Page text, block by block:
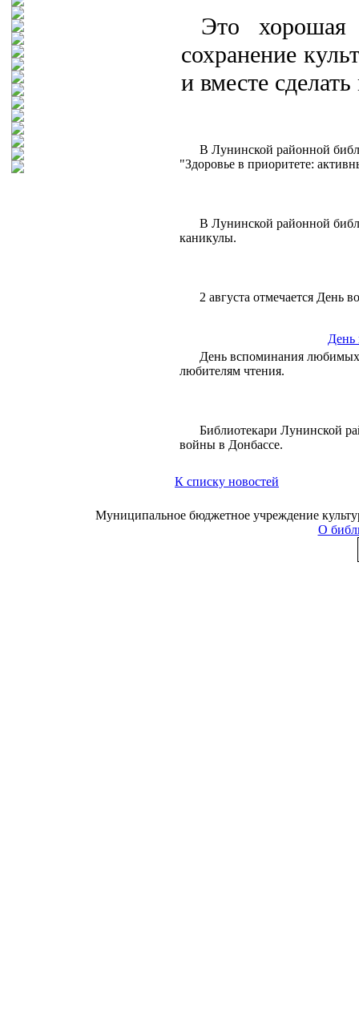
Это хорошая
сохранение
и вместе
В Лунинской районной
"Здоровье в приоритете:
В Лунинской районной
каникулы.
2 августа отмечается День
День
День вспоминания
любителям чтения.
Библиотекари Лунинской
войны в Донбассе.
К списку новостей
Муниципальное бюджетное учреждение
О